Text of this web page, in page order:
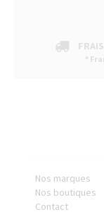
*
Nos marques
Nos boutiques
Contact